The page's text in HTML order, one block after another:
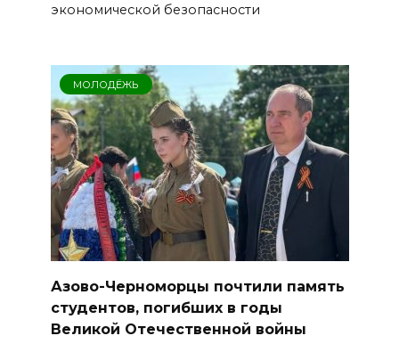
экономической безопасности
МОЛОДЁЖЬ
Азово-Черноморцы почтили память
студентов, погибших в годы
Великой Отечественной войны